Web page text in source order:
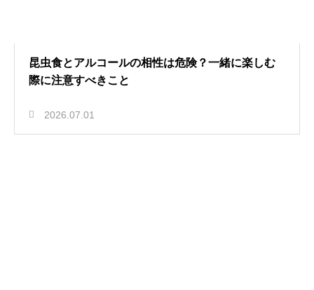
昆虫食とアルコールの相性は危険？一緒に楽しむ
際に注意すべきこと
2026.07.01